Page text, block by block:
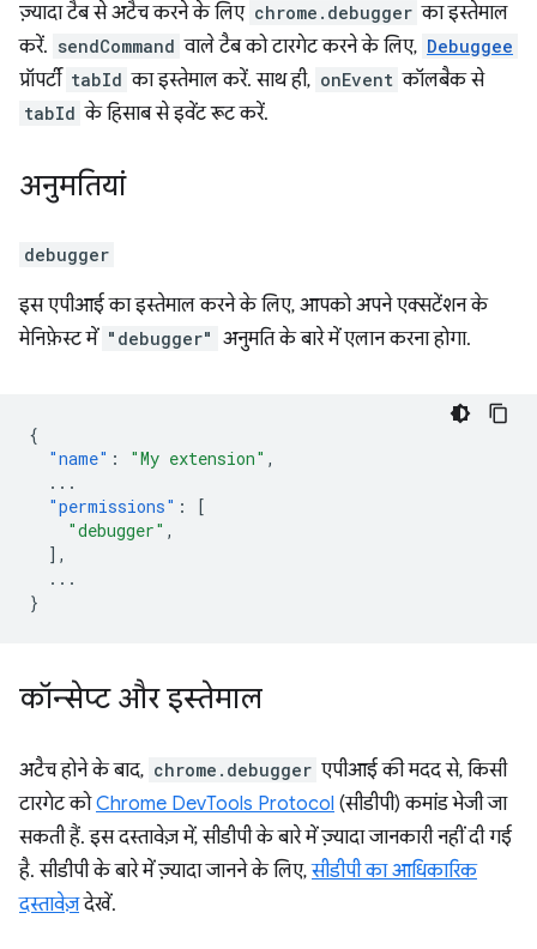
ज़्यादा टैब से अटैच करने के लिए chrome.debugger का इस्तेमाल
करें. sendCommand वाले टैब को टारगेट करने के लिए, Debuggee
प्रॉपर्टी tabId का इस्तेमाल करें. साथ ही, onEvent कॉलबैक से
tabId के हिसाब से इवेंट रूट करें.
अनुमतियां
debugger
इस एपीआई का इस्तेमाल करने के लिए, आपको अपने एक्सटेंशन के
मेनिफ़ेस्ट में "debugger" अनुमति के बारे में एलान करना होगा.
{
"name" : "My extension" ,
...
"permissions" :
[
"debugger" ,
],
...
}
कॉन्सेप्ट और इस्तेमाल
अटैच होने के बाद, chrome.debugger एपीआई की मदद से, किसी
टारगेट कोChrome DevTools Protocol (सीडीपी) कमांड भेजी जा
सकती हैं. इस दस्तावेज़ में, सीडीपी के बारे में ज़्यादा जानकारी नहीं दी गई
है. सीडीपी के बारे में ज़्यादा जानने के लिए,सीडीपी का आधिकारिक
दस्तावेज़देखें.